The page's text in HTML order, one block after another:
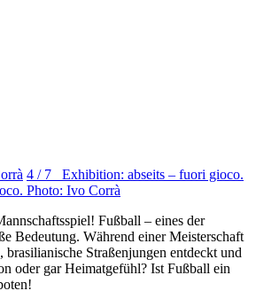
4 / 7 Exhibition: abseits – fuori gioco.
Photo: Ivo Corrà
Fußball – eines der
Bedeutung. Während einer Meisterschaft
Straßenjungen entdeckt und
oder gar Heimatgefühl? Ist Fußball ein